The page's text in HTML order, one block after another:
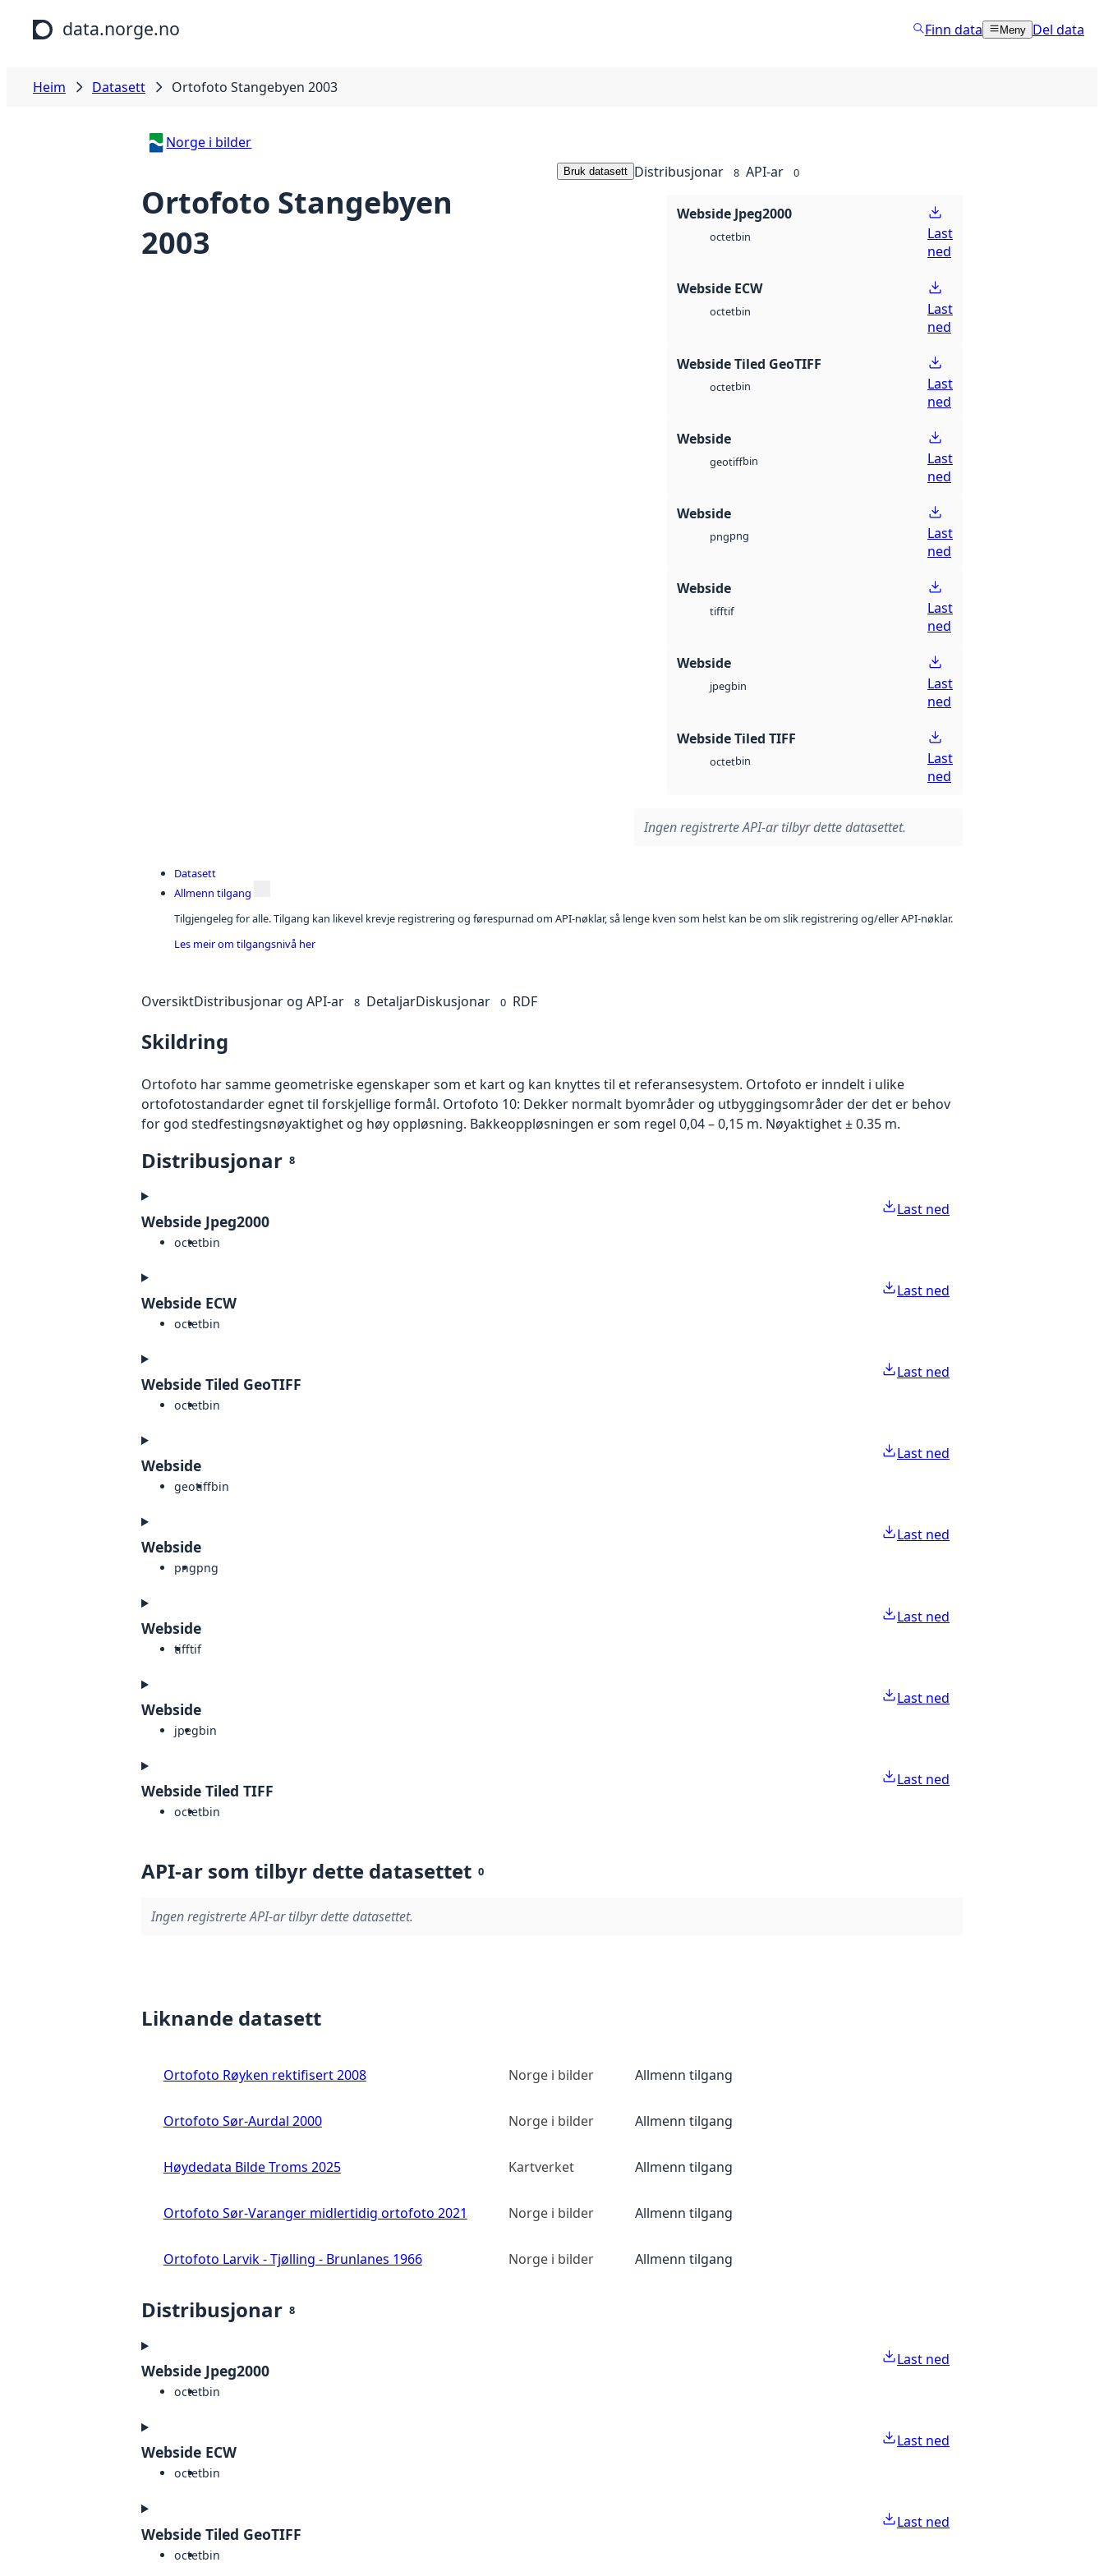
Hopp til hovudinnhald
data.norge.no Finn data Meny Del data
Heim Datasett Ortofoto Stangebyen 2003
Norge i bilder
Ortofoto Stangebyen
2003
Bruk datasett Distribusjonar 8 API-ar 0
Webside Jpeg2000
octetbin
Last
ned
Webside ECW
octetbin
Last
ned
Webside Tiled GeoTIFF
octetbin
Last
ned
Webside
geotiffbin
Last
ned
Webside
pngpng
Last
ned
Webside
tifftif
Last
ned
Webside
jpegbin
Last
ned
Webside Tiled TIFF
octetbin
Last
ned
Ingen registrerte API-ar tilbyr dette datasettet.
Datasett
Allmenn tilgang
Tilgjengeleg for alle. Tilgang kan likevel krevje registrering og førespurnad om API-nøklar, så lenge kven som helst kan be om slik registrering og/eller API-nøklar.
Les meir om tilgangsnivå her
OversiktDistribusjonar og API-ar 8 DetaljarDiskusjonar 0 RDF
Skildring
Ortofoto har samme geometriske egenskaper som et kart og kan knyttes til et referansesystem. Ortofoto er inndelt i ulike
ortofotostandarder egnet til forskjellige formål. Ortofoto 10: Dekker normalt byområder og utbyggingsområder der det er behov
for god stedfestingsnøyaktighet og høy oppløsning. Bakkeoppløsningen er som regel 0,04 – 0,15 m. Nøyaktighet ± 0.35 m.
Distribusjonar 8
Webside Jpeg2000
octetbin
Last ned
Webside ECW
octetbin
Last ned
Webside Tiled GeoTIFF
octetbin
Last ned
Webside
geotiffbin
Last ned
Webside
pngpng
Last ned
Webside
tifftif
Last ned
Webside
jpegbin
Last ned
Webside Tiled TIFF
octetbin
Last ned
API-ar som tilbyr dette datasettet 0
Ingen registrerte API-ar tilbyr dette datasettet.
Liknande datasett
Ortofoto Røyken rektifisert 2008 Norge i bilder Allmenn tilgang
Ortofoto Sør-Aurdal 2000 Norge i bilder Allmenn tilgang
Høydedata Bilde Troms 2025 Kartverket Allmenn tilgang
Ortofoto Sør-Varanger midlertidig ortofoto 2021 Norge i bilder Allmenn tilgang
Ortofoto Larvik - Tjølling - Brunlanes 1966 Norge i bilder Allmenn tilgang
Distribusjonar 8
Webside Jpeg2000
octetbin
Last ned
Webside ECW
octetbin
Last ned
Webside Tiled GeoTIFF
octetbin
Last ned